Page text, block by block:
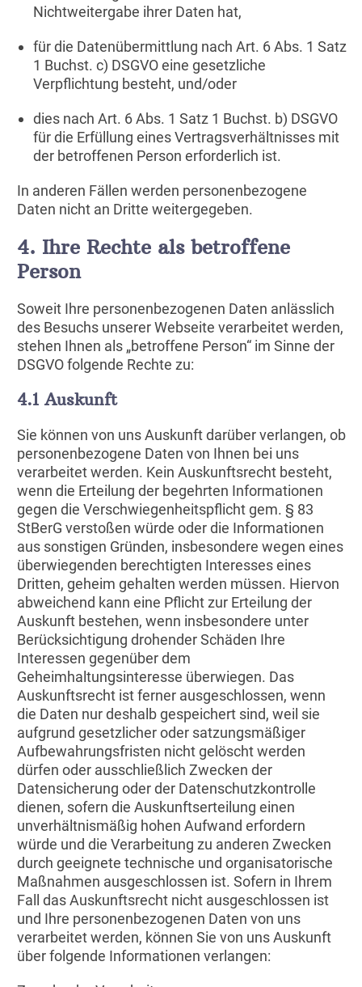
Nichtweitergabe ihrer Daten hat,
für die Datenübermittlung nach Art. 6 Abs. 1 Satz
1 Buchst. c) DSGVO eine gesetzliche
Verpflichtung besteht, und/oder
dies nach Art. 6 Abs. 1 Satz 1 Buchst. b) DSGVO
für die Erfüllung eines Vertragsverhältnisses mit
der betroffenen Person erforderlich ist.
In anderen Fällen werden personenbezogene
Daten nicht an Dritte weitergegeben.
4. Ihre Rechte als betroffene
Person
Soweit Ihre personenbezogenen Daten anlässlich
des Besuchs unserer Webseite verarbeitet werden,
stehen Ihnen als „betroffene Person“ im Sinne der
DSGVO folgende Rechte zu:
4.1 Auskunft
Sie können von uns Auskunft darüber verlangen, ob
personenbezogene Daten von Ihnen bei uns
verarbeitet werden. Kein Auskunftsrecht besteht,
wenn die Erteilung der begehrten Informationen
gegen die Verschwiegenheitspflicht gem. § 83
StBerG verstoßen würde oder die Informationen
aus sonstigen Gründen, insbesondere wegen eines
überwiegenden berechtigten Interesses eines
Dritten, geheim gehalten werden müssen. Hiervon
abweichend kann eine Pflicht zur Erteilung der
Auskunft bestehen, wenn insbesondere unter
Berücksichtigung drohender Schäden Ihre
Interessen gegenüber dem
Geheimhaltungsinteresse überwiegen. Das
Auskunftsrecht ist ferner ausgeschlossen, wenn
die Daten nur deshalb gespeichert sind, weil sie
aufgrund gesetzlicher oder satzungsmäßiger
Aufbewahrungsfristen nicht gelöscht werden
dürfen oder ausschließlich Zwecken der
Datensicherung oder der Datenschutzkontrolle
dienen, sofern die Auskunftserteilung einen
unverhältnismäßig hohen Aufwand erfordern
würde und die Verarbeitung zu anderen Zwecken
durch geeignete technische und organisatorische
Maßnahmen ausgeschlossen ist. Sofern in Ihrem
Fall das Auskunftsrecht nicht ausgeschlossen ist
und Ihre personenbezogenen Daten von uns
verarbeitet werden, können Sie von uns Auskunft
über folgende Informationen verlangen: